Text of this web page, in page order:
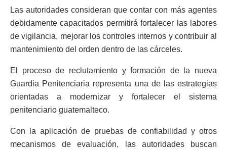
Las autoridades consideran que contar con más agentes
debidamente capacitados permitirá fortalecer las labores
de vigilancia, mejorar los controles internos y contribuir al
mantenimiento del orden dentro de las cárceles.
El proceso de reclutamiento y formación de la nueva
Guardia Penitenciaria representa una de las estrategias
orientadas a modernizar y fortalecer el sistema
penitenciario guatemalteco.
Con la aplicación de pruebas de confiabilidad y otros
mecanismos de evaluación, las autoridades buscan